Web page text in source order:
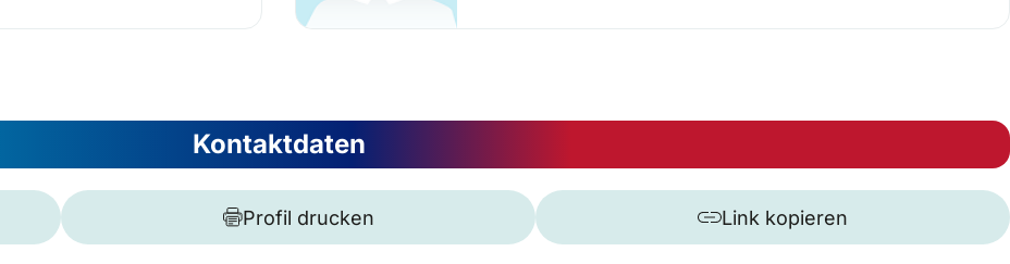
Kontaktdaten
Profil drucken Link kopieren